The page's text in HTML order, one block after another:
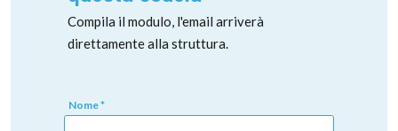
Compila il modulo, l'email arriverà
direttamente alla struttura.
Nome *